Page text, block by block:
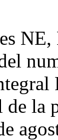
NE,
la